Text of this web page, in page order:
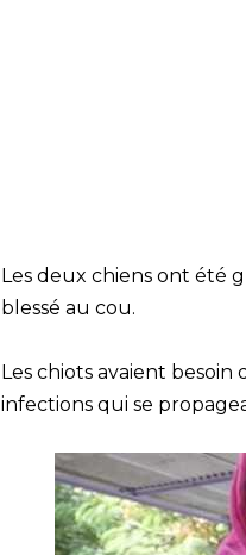
Les deux chiens ont été
blessé au cou.
Les chiots avaient
infections qui se